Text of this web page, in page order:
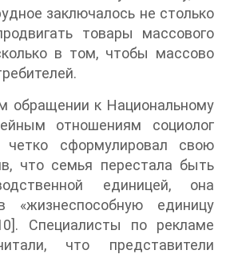
заключалось не столько
товары массового
в том, чтобы массово
обращении к Национальному
отношениям социолог
четко сформулировал свою
что семья перестала быть
единицей, она
«жизнеспособную единицу
Специалисты по рекламе
что представители